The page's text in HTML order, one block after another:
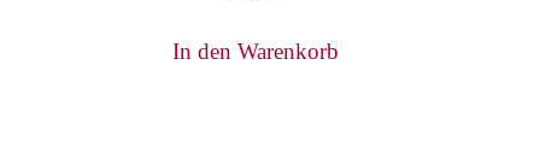
In den Warenkorb